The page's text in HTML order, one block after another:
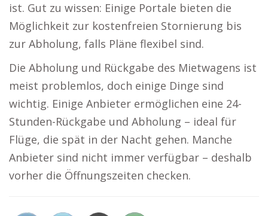
ist. Gut zu wissen: Einige Portale bieten die
Möglichkeit zur kostenfreien Stornierung bis
zur Abholung, falls Pläne flexibel sind.
Die Abholung und Rückgabe des Mietwagens ist
meist problemlos, doch einige Dinge sind
wichtig. Einige Anbieter ermöglichen eine 24-
Stunden-Rückgabe und Abholung – ideal für
Flüge, die spät in der Nacht gehen. Manche
Anbieter sind nicht immer verfügbar – deshalb
vorher die Öffnungszeiten checken.